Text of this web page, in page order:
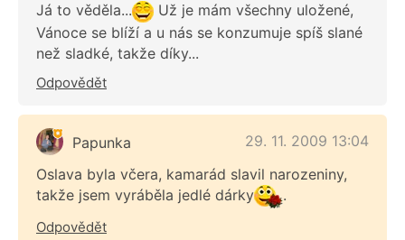
Já to věděla...
Už je mám všechny uložené,
Vánoce se blíží a u nás se konzumuje spíš slané
než sladké, takže díky...
Odpovědět
Papunka
29. 11. 2009 13:04
Oslava byla včera, kamarád slavil narozeniny,
takže jsem vyráběla jedlé dárky
.
Odpovědět